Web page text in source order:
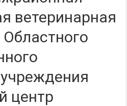
ветеринарная
центр